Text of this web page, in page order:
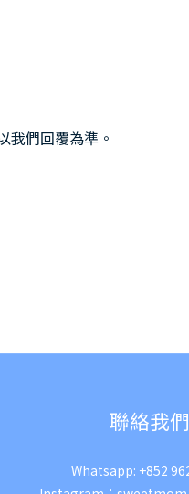
我們回覆為準。
聯絡我們
Whatsapp: +852